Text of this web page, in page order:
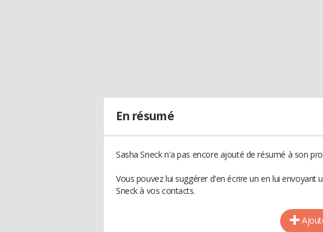
En résumé
Sasha Sneck n'a pas encore ajouté de résumé à son
Vous pouvez lui suggérer d'en écrire un en lui envoyant
Sneck à vos contacts.